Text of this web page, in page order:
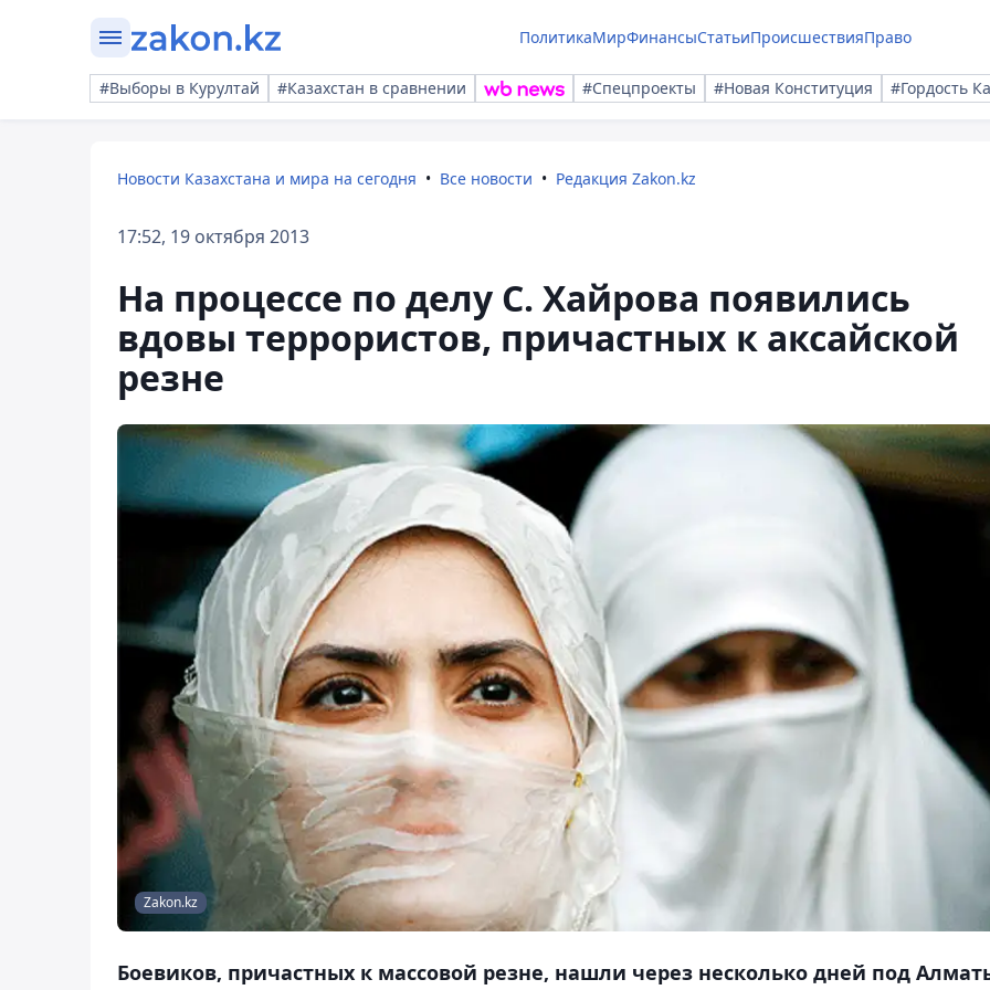
ПолитикаМирФинансыСтатьиПроисшествияПраво
#Выборы в Курултай #Казахстан в сравнении #Спецпроекты #Новая Конституция #Гордость
Новости Казахстана и мира на сегодня Все новости Редакция Zakon.kz
17:52, 19 октября 2013
На процессе по делу С. Хайрова появились
вдовы террористов, причастных к аксайской
резне
Zakon.kz
Боевиков, причастных к массовой резне, нашли через несколько дней под